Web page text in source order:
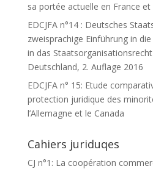
sa portée actuelle en France
EDCJFA n°14 : Deutsches
zweisprachige Einführung in
in das
Deutschland, 2. Auflage 2016
EDCJFA n° 15: Etude
protection juridique des
l’Allemagne et le Canada
Cahiers juriduqes
CJ n°1: La coopération